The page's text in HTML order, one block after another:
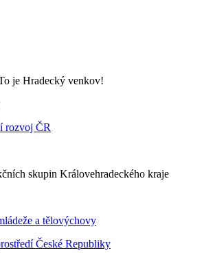
je Hradecký venkov!
rozvoj ČR
skupin Královehradeckého kraje
a tělovýchovy
České Republiky